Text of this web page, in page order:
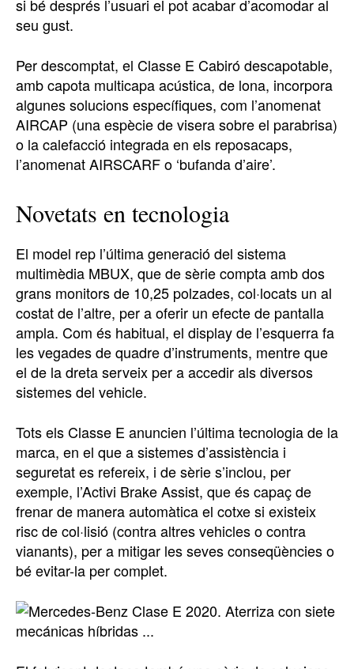
si bé després l’usuari el pot acabar d’acomodar al
seu gust.
Per descomptat, el Classe E Cabiró descapotable,
amb capota multicapa acústica, de lona, incorpora
algunes solucions específiques, com l’anomenat
AIRCAP (una espècie de visera sobre el parabrisa)
o la calefacció integrada en els reposacaps,
l’anomenat AIRSCARF o ‘bufanda d’aire’.
Novetats en tecnologia
El model rep l’última generació del sistema
multimèdia MBUX, que de sèrie compta amb dos
grans monitors de 10,25 polzades, col·locats un al
costat de l’altre, per a oferir un efecte de pantalla
ampla. Com és habitual, el display de l’esquerra fa
les vegades de quadre d’instruments, mentre que
el de la dreta serveix per a accedir als diversos
sistemes del vehicle.
Tots els Classe E anuncien l’última tecnologia de la
marca, en el que a sistemes d’assistència i
seguretat es refereix, i de sèrie s’inclou, per
exemple, l’Activi Brake Assist, que és capaç de
frenar de manera automàtica el cotxe si existeix
risc de col·lisió (contra altres vehicles o contra
vianants), per a mitigar les seves conseqüències o
bé evitar-la per complet.